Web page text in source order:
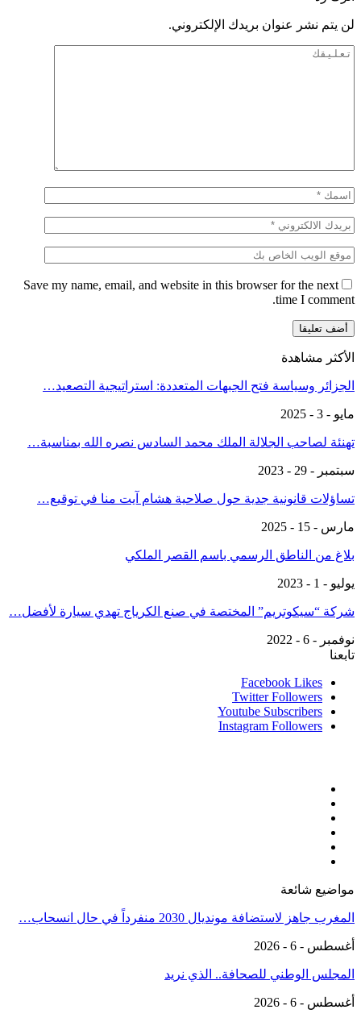
لن يتم نشر عنوان بريدك الإلكتروني.
Save my name, email, and website in this browser for the next
time I comment.
الأكثر مشاهدة
الجزائر وسياسة فتح الجبهات المتعددة: استراتيجية التصعيد…
مايو - 3 - 2025
تهنئة لصاحب الجلالة الملك محمد السادس نصره الله بمناسبة…
سبتمبر - 29 - 2023
تساؤلات قانونية جدية حول صلاحية هشام آيت منا في توقيع…
مارس - 15 - 2025
بلاغ من الناطق الرسمي باسم القصر الملكي
يوليو - 1 - 2023
شركة “سيكوتريم” المختصة في صنع الكرياج تهدي سيارة لأفضل…
نوفمبر - 6 - 2022
تابعنا
Facebook Likes
Twitter Followers
Youtube Subscribers
Instagram Followers
مواضيع شائعة
المغرب جاهز لاستضافة مونديال 2030 منفرداً في حال انسحاب…
أغسطس - 6 - 2026
المجلس الوطني للصحافة.. الذي نريد
أغسطس - 6 - 2026